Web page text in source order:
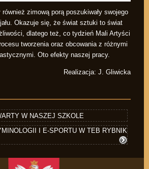
zimową porą poszukiwały swojego
Okazuje się, że świat sztuki to świat
dlatego też, co tydzień Mali Artyści
tworzenia oraz obcowania z różnymi
Oto efekty naszej pracy.
Realizacja: J. Gliwicka
W NASZEJ SZKOLE
I E-SPORTU W TEB RYBNIK